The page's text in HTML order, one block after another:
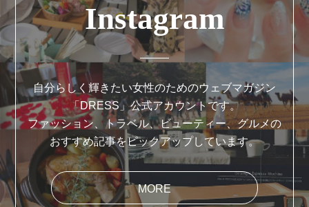
Instagram
自分らしく輝きたい女性のためのウェブマガジン
「DRESS」公式アカウントです。
ファッション、トラベル、ビューティー、グルメの
おすすめ記事をピックアップしています。
MORE